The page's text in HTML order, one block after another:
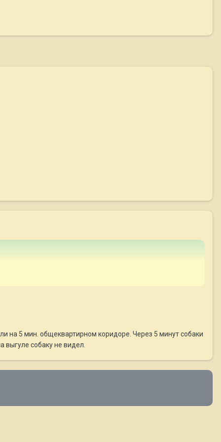
на 5 мин. общеквартирном коридоре. Через 5 минут собаки
выгуле собаку не видел.